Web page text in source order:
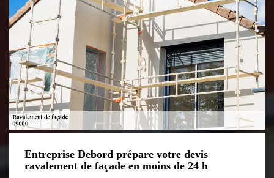
Entreprise Debord prépare votre devis
ravalement de façade en moins de 24 h